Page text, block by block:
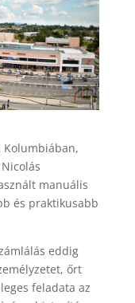
Kolumbiában,
manuális
és praktikusabb
eddig
őrt
feladata az